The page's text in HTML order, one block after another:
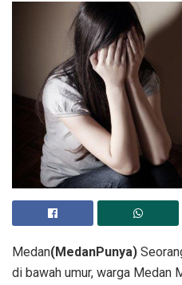
Medan(MedanPunya)
di bawah umur, warga Medan